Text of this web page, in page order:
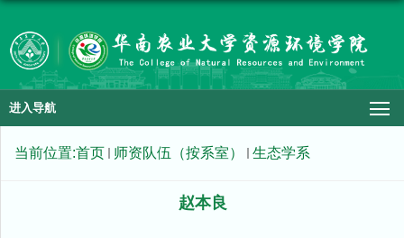
进入导航
当前位置:首页 师资队伍（按系室） 生态学系
赵本良